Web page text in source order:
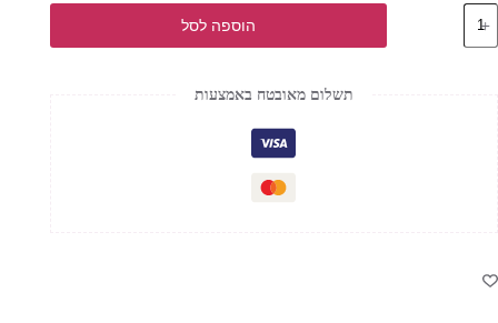
כמות
של
LOREAL
הוספה לסל
תשלום מאובטח באמצעות